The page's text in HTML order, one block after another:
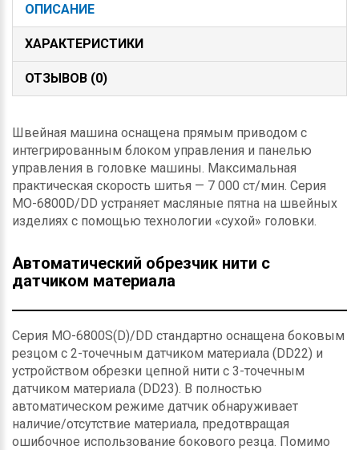
ОПИСАНИЕ
ХАРАКТЕРИСТИКИ
ОТЗЫВОВ (0)
Швейная машина оснащена прямым приводом с
интегрированным блоком управления и панелью
управления в головке машины. Максимальная
практическая скорость шитья — 7 000 ст/мин. Серия
MO-6800D/DD устраняет масляные пятна на швейных
изделиях с помощью технологии «сухой» головки.
Автоматический обрезчик нити с
датчиком материала
Серия MO-6800S(D)/DD стандартно оснащена боковым
резцом с 2-точечным датчиком материала (DD22) и
устройством обрезки цепной нити с 3-точечным
датчиком материала (DD23). В полностью
автоматическом режиме датчик обнаруживает
наличие/отсутствие материала, предотвращая
ошибочное использование бокового резца. Помимо